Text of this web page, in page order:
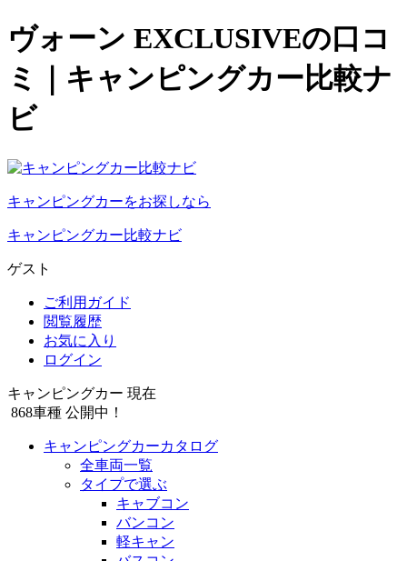
ヴォーン EXCLUSIVEの口コ
ミ｜キャンピングカー比較ナ
ビ
キャンピングカーをお探しなら
キャンピングカー比較ナビ
ゲスト
ご利用ガイド
閲覧履歴
お気に入り
ログイン
キャンピングカー 現在
868車種 公開中！
キャンピングカーカタログ
全車両一覧
タイプで選ぶ
キャブコン
バンコン
軽キャン